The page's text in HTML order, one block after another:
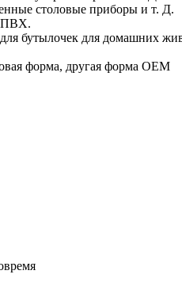
столовые приборы и т. Д.
ПВХ.
бутылочек для домашних
форма, другая форма OEM